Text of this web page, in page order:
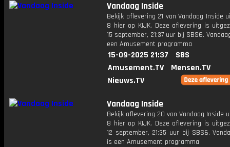
Vandaag Inside
Bekijk aflevering 21 van Vandaag Inside
8 hier op KIJK. Deze aflevering is
15 september, 21:37 uur bij SBS6.
een Amusement programma
15-09-2025 21:37
SBS
Amusement.TV
Mensen.TV
Nieuws.TV
Vandaag Inside
Bekijk aflevering 20 van Vandaag Inside
8 hier op KIJK. Deze aflevering is
12 september, 21:35 uur bij SBS6.
is een Amusement programma